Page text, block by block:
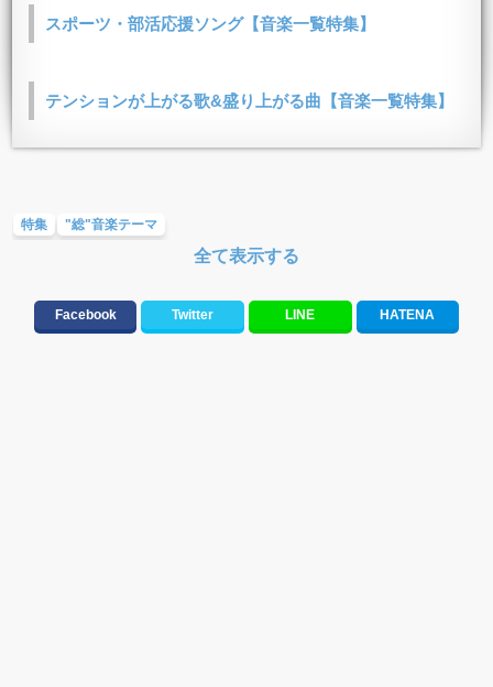
スポーツ・部活応援ソング【音楽一覧特集】
テンションが上がる歌&盛り上がる曲【音楽一覧特集】
特集 "総"音楽テーマ
全て表示する
Facebook Twitter LINE HATENA